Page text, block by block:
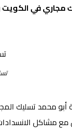
مجاري في
أبو محمد تسليك
مشاكل الانسدادات